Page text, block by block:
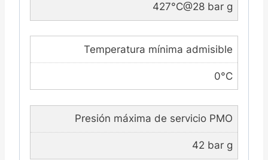
427°C@28 bar g
Temperatura mínima admisible
0°C
Presión máxima de servicio PMO
42 bar g